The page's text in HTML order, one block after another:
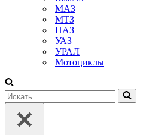
МАЗ
МТЗ
ПАЗ
УАЗ
УРАЛ
Мотоциклы
Искать...